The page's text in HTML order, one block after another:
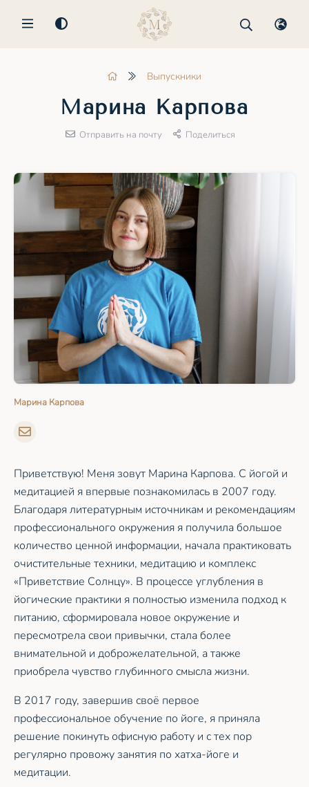
MENU
Выпускники
Марина Карпова
Отправить на почту Поделиться
Марина Карпова
Приветствую! Меня зовут Марина Карпова. С йогой и
медитацией я впервые познакомилась в 2007 году.
Благодаря литературным источникам и рекомендациям
профессионального окружения я получила большое
количество ценной информации, начала практиковать
очистительные техники, медитацию и комплекс
«Приветствие Солнцу». В процессе углубления в
йогические практики я полностью изменила подход к
питанию, сформировала новое окружение и
пересмотрела свои привычки, стала более
внимательной и доброжелательной, а также
приобрела чувство глубинного смысла жизни.
В 2017 году, завершив своё первое
профессиональное обучение по йоге, я приняла
решение покинуть офисную работу и с тех пор
регулярно провожу занятия по хатха-йоге и
медитации.